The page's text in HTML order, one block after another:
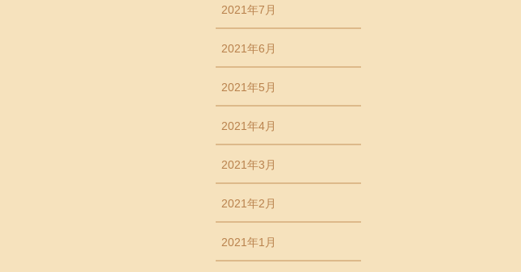
2021年7月
2021年6月
2021年5月
2021年4月
2021年3月
2021年2月
2021年1月